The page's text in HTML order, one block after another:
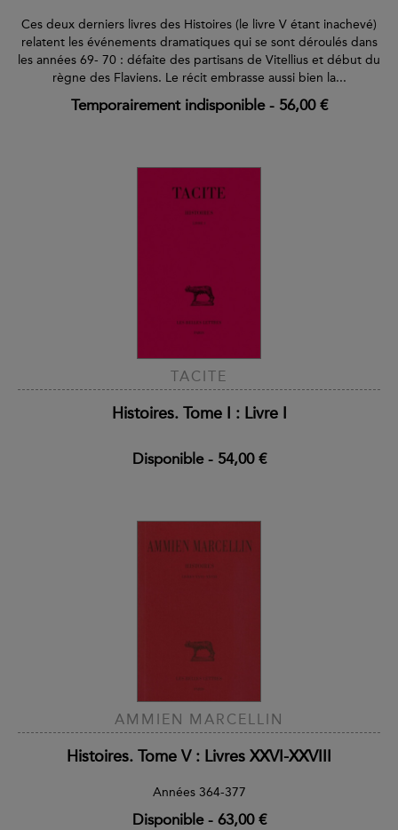
Ces deux derniers livres des Histoires (le livre V étant inachevé)
relatent les événements dramatiques qui se sont déroulés dans
les années 69- 70 : défaite des partisans de Vitellius et début du
règne des Flaviens. Le récit embrasse aussi bien la...
Temporairement indisponible- 56,00 €
TACITE
Histoires. Tome I : Livre I
Disponible- 54,00 €
AMMIEN MARCELLIN
Histoires. Tome V : Livres XXVI-XXVIII
Années 364-377
Disponible- 63,00 €